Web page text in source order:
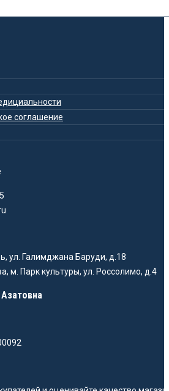
соглашение
ул. Галимджана Баруди, д.18
м. Парк культуры, ул. Россолимо, д.4